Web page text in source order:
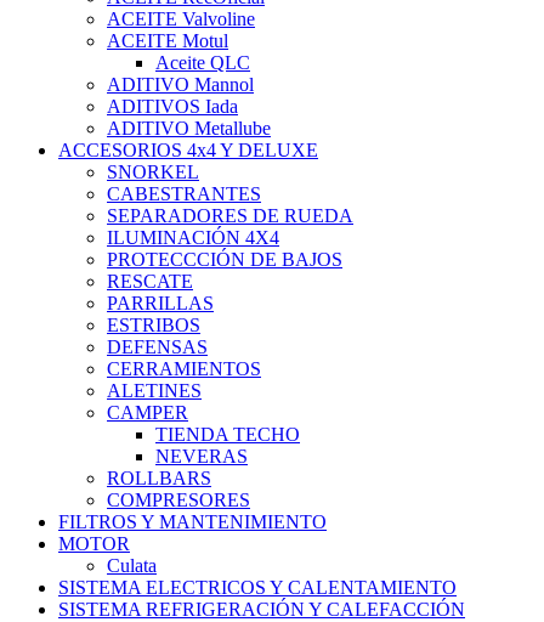
ACEITE Valvoline
ACEITE Motul
Aceite QLC
ADITIVO Mannol
ADITIVOS Iada
ADITIVO Metallube
ACCESORIOS 4x4 Y DELUXE
SNORKEL
CABESTRANTES
SEPARADORES DE RUEDA
ILUMINACIÓN 4X4
PROTECCCIÓN DE BAJOS
RESCATE
PARRILLAS
ESTRIBOS
DEFENSAS
CERRAMIENTOS
ALETINES
CAMPER
TIENDA TECHO
NEVERAS
ROLLBARS
COMPRESORES
FILTROS Y MANTENIMIENTO
MOTOR
Culata
SISTEMA ELECTRICOS Y CALENTAMIENTO
SISTEMA REFRIGERACIÓN Y CALEFACCIÓN